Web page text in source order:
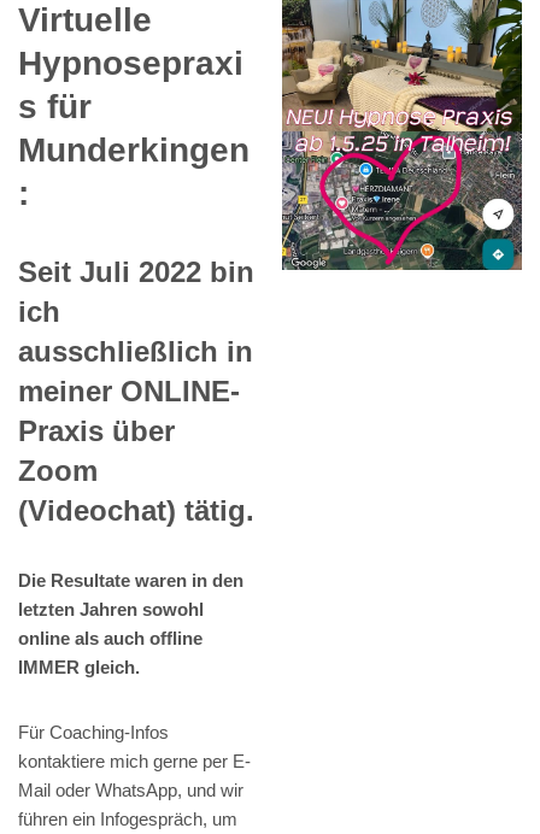
Virtuelle
Hypnosepraxi
s für
Munderkingen
:
Seit Juli 2022 bin
ich
ausschließlich in
meiner ONLINE-
Praxis über
Zoom
(Videochat) tätig.
Die Resultate waren in den
letzten Jahren sowohl
online als auch offline
IMMER gleich.
Für Coaching-Infos
kontaktiere mich gerne per E-
Mail oder WhatsApp, und wir
führen ein Infogespräch, um